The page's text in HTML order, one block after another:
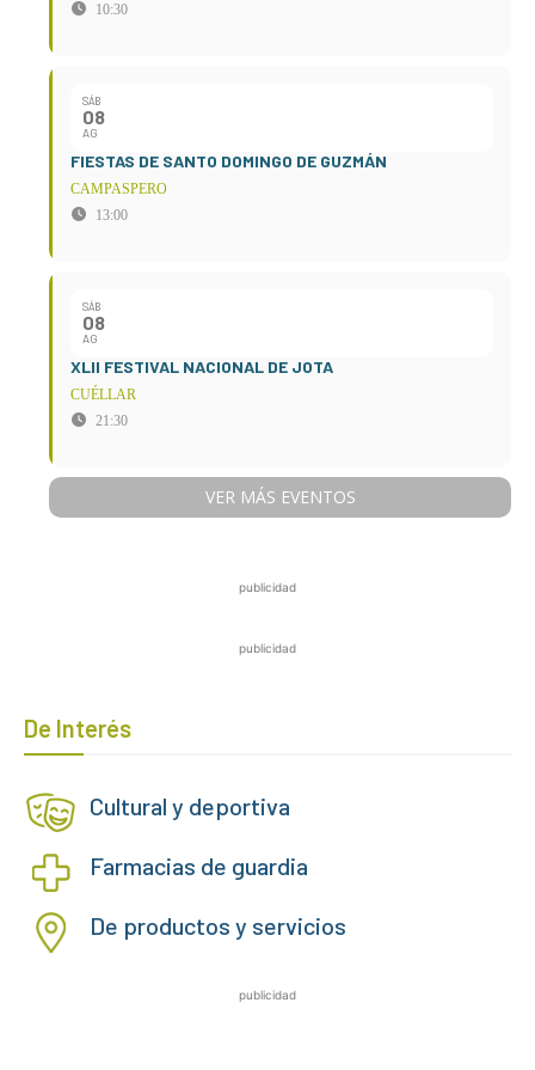
10:30
SÁB
08
AG
FIESTAS DE SANTO DOMINGO DE GUZMÁN
CAMPASPERO
13:00
SÁB
08
AG
XLII FESTIVAL NACIONAL DE JOTA
CUÉLLAR
21:30
VER MÁS EVENTOS
publicidad
publicidad
De Interés
Cultural y deportiva
Farmacias de guardia
De productos y servicios
publicidad